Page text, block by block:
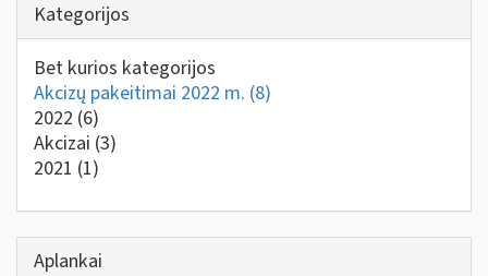
Kategorijos
Bet kurios kategorijos
Akcizų pakeitimai 2022 m. (8)
2022 (6)
Akcizai (3)
2021 (1)
Aplankai